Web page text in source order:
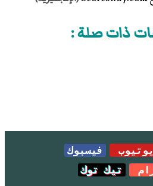
ذات صلة :
فيسبوك
تيك توك